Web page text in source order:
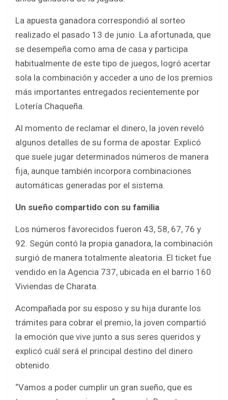
La apuesta ganadora correspondió al sorteo
realizado el pasado 13 de junio. La afortunada, que
se desempeña como ama de casa y participa
habitualmente de este tipo de juegos, logró acertar
sola la combinación y acceder a uno de los premios
más importantes entregados recientemente por
Lotería Chaqueña.
Al momento de reclamar el dinero, la joven reveló
algunos detalles de su forma de apostar. Explicó
que suele jugar determinados números de manera
fija, aunque también incorpora combinaciones
automáticas generadas por el sistema.
Un sueño compartido con su familia
Los números favorecidos fueron 43, 58, 67, 76 y
92. Según contó la propia ganadora, la combinación
surgió de manera totalmente aleatoria. El ticket fue
vendido en la Agencia 737, ubicada en el barrio 160
Viviendas de Charata.
Acompañada por su esposo y su hija durante los
trámites para cobrar el premio, la joven compartió
la emoción que vive junto a sus seres queridos y
explicó cuál será el principal destino del dinero
obtenido.
“Vamos a poder cumplir un gran sueño, que es